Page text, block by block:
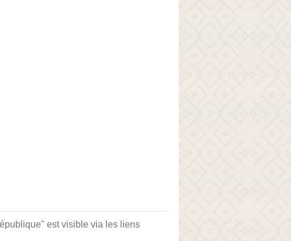
est visible via les liens